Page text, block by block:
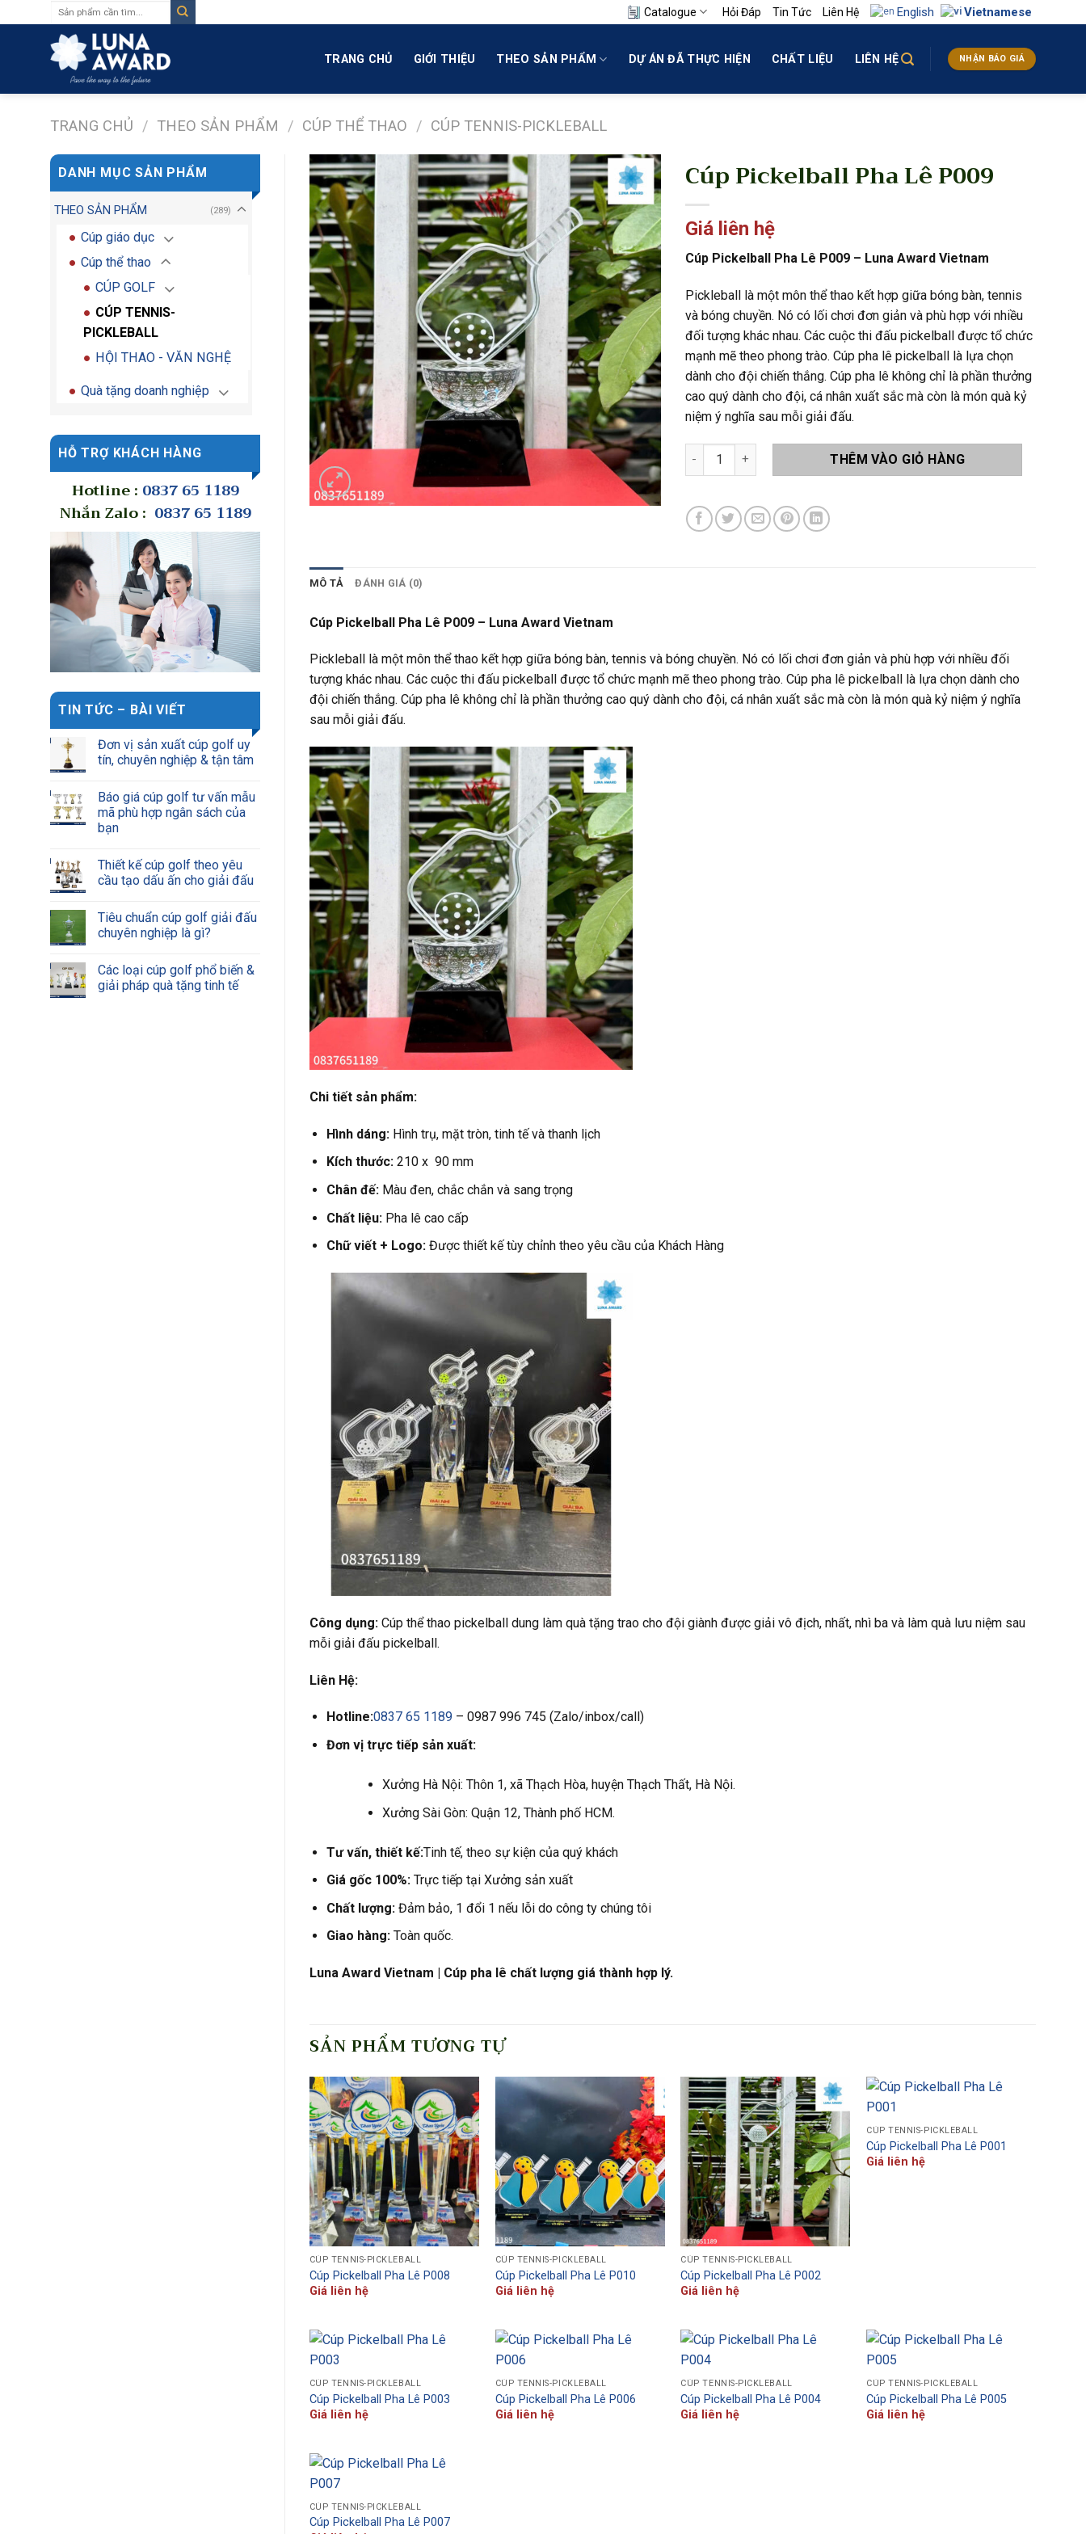
to
Catalogue Hỏi Đáp Tin Tức Liên Hệ English Vietnamese
TRANG CHỦ GIỚI THIỆU THEO SẢN PHẨM DỰ ÁN ĐÃ THỰC HIỆN CHẤT LIỆU LIÊN HỆ NHẬN BÁO GIÁ
TRANG CHỦ / THEO SẢN PHẨM / CÚP THỂ THAO / CÚP TENNIS-PICKLEBALL
DANH MỤC SẢN PHẨM
THEO SẢN PHẨM (289)
Cúp giáo dục
Cúp thể thao
CÚP GOLF
CÚP TENNIS-
PICKLEBALL
HỘI THAO - VĂN NGHỆ
Quà tặng doanh nghiệp
HỖ TRỢ KHÁCH HÀNG
Hotline : 0837 65 1189
Nhắn Zalo : 0837 65 1189
TIN TỨC – BÀI VIẾT
Đơn vị sản xuất cúp golf uy
tín, chuyên nghiệp & tận tâm
Báo giá cúp golf tư vấn mẫu
mã phù hợp ngân sách của
bạn
Thiết kế cúp golf theo yêu
cầu tạo dấu ấn cho giải đấu
Tiêu chuẩn cúp golf giải đấu
chuyên nghiệp là gì?
Các loại cúp golf phổ biến &
giải pháp quà tặng tinh tế
Cúp Pickelball Pha Lê P009
Giá liên hệ
Cúp Pickelball Pha Lê P009 – Luna Award Vietnam
Pickleball là một môn thể thao kết hợp giữa bóng bàn, tennis
và bóng chuyền. Nó có lối chơi đơn giản và phù hợp với nhiều
đối tượng khác nhau. Các cuộc thi đấu pickelball được tổ chức
mạnh mẽ theo phong trào. Cúp pha lê pickelball là lựa chọn
dành cho đội chiến thắng. Cúp pha lê không chỉ là phần thưởng
cao quý dành cho đội, cá nhân xuất sắc mà còn là món quà kỷ
niệm ý nghĩa sau mỗi giải đấu.
Cúp Pickelball Pha Lê P009 số lượngTHÊM VÀO GIỎ HÀNG
MÔ TẢ ĐÁNH GIÁ (0)
Cúp Pickelball Pha Lê P009 – Luna Award Vietnam
Pickleball là một môn thể thao kết hợp giữa bóng bàn, tennis và bóng chuyền. Nó có lối chơi đơn giản và phù hợp với nhiều đối
tượng khác nhau. Các cuộc thi đấu pickelball được tổ chức mạnh mẽ theo phong trào. Cúp pha lê pickelball là lựa chọn dành cho
đội chiến thắng. Cúp pha lê không chỉ là phần thưởng cao quý dành cho đội, cá nhân xuất sắc mà còn là món quà kỷ niệm ý nghĩa
sau mỗi giải đấu.
Chi tiết sản phẩm:
Hình dáng: Hình trụ, mặt tròn, tinh tế và thanh lịch
Kích thước: 210 x 90 mm
Chân đế: Màu đen, chắc chắn và sang trọng
Chất liệu: Pha lê cao cấp
Chữ viết + Logo: Được thiết kế tùy chỉnh theo yêu cầu của Khách Hàng
Công dụng: Cúp thể thao pickelball dung làm quà tặng trao cho đội giành được giải vô địch, nhất, nhì ba và làm quà lưu niệm sau
mỗi giải đấu pickelball.
Liên Hệ:
Hotline:0837 65 1189– 0987 996 745 (Zalo/inbox/call)
Đơn vị trực tiếp sản xuất:
Xưởng Hà Nội: Thôn 1, xã Thạch Hòa, huyện Thạch Thất, Hà Nội.
Xưởng Sài Gòn: Quận 12, Thành phố HCM.
Tư vấn, thiết kế:Tinh tế, theo sự kiện của quý khách
Giá gốc 100%: Trực tiếp tại Xưởng sản xuất
Chất lượng: Đảm bảo, 1 đổi 1 nếu lỗi do công ty chúng tôi
Giao hàng: Toàn quốc.
Luna Award Vietnam | Cúp pha lê chất lượng giá thành hợp lý.
SẢN PHẨM TƯƠNG TỰ
CÚP TENNIS-PICKLEBALL
Cúp Pickelball Pha Lê P008
Giá liên hệ
CÚP TENNIS-PICKLEBALL
Cúp Pickelball Pha Lê P010
Giá liên hệ
CÚP TENNIS-PICKLEBALL
Cúp Pickelball Pha Lê P002
Giá liên hệ
CÚP TENNIS-PICKLEBALL
Cúp Pickelball Pha Lê P001
Giá liên hệ
CÚP TENNIS-PICKLEBALL
Cúp Pickelball Pha Lê P003
Giá liên hệ
CÚP TENNIS-PICKLEBALL
Cúp Pickelball Pha Lê P006
Giá liên hệ
CÚP TENNIS-PICKLEBALL
Cúp Pickelball Pha Lê P004
Giá liên hệ
CÚP TENNIS-PICKLEBALL
Cúp Pickelball Pha Lê P005
Giá liên hệ
CÚP TENNIS-PICKLEBALL
Cúp Pickelball Pha Lê P007